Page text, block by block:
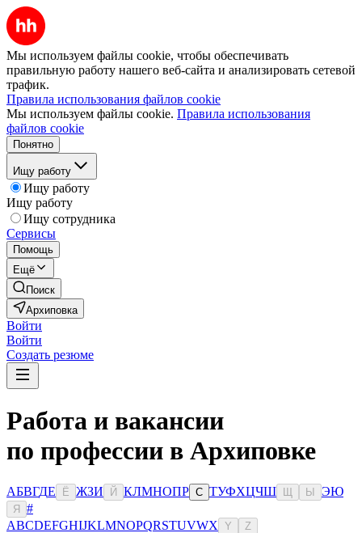
Мы используем файлы cookie, чтобы обеспечивать
правильную работу нашего веб-сайта и анализировать сетевой
трафик.
Правила использования файлов cookie
Мы используем файлы cookie. Правила использования
файлов cookie
Понятно
Ищу работу
Ищу работу
Ищу работу
Ищу сотрудника
Сервисы
Помощь
Ещё
Поиск
Архиповка
Войти
Войти
Создать резюме
Работа и вакансии
по профессии в Архиповке
АБВГДЕ Ё ЖЗИ Й КЛМНОПР С ТУФХЦЧШ Ы ЭЮ
Я
#
ABCDEFGHIJKLMNOPQRSTUVWX Y Z